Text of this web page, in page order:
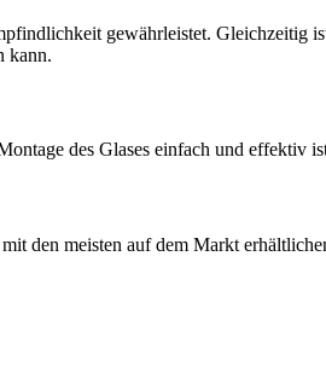
gewährleistet.
kann.
des Glases einfach und effektiv
den meisten auf dem Markt